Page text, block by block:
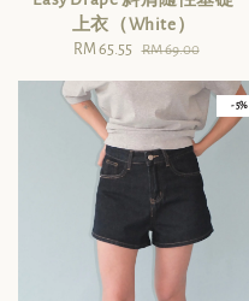
上衣（White）
Sale
RM 65.55 Regular
RM 69.00
- 5%